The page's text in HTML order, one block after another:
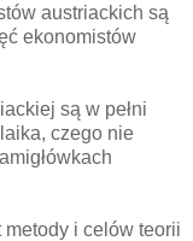
austriackich są
ekonomistów
są w pełni
czego nie
i celów teorii